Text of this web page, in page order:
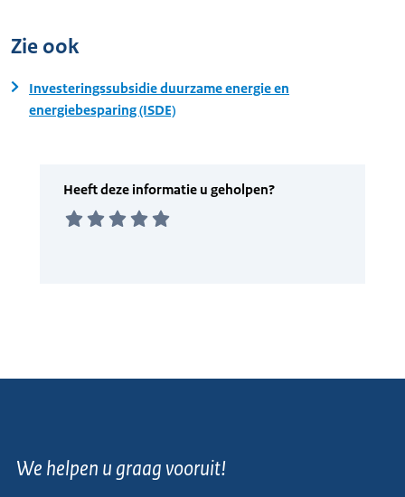
Zie ook
Investeringssubsidie duurzame energie en
energiebesparing (ISDE)
We helpen u graag vooruit!